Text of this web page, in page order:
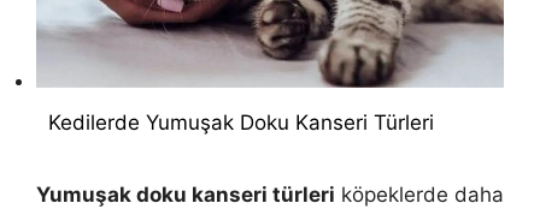
Kedilerde Yumuşak Doku Kanseri Türleri
Yumuşak doku kanseri türleri köpeklerde daha